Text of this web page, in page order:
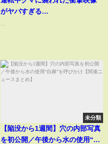
がヤバすぎる…
未分類
【陥没から1週間】穴の内部写真
を初公開／午後から水の使用“自